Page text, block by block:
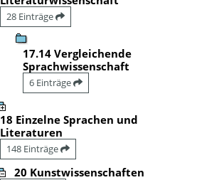
28 Einträge
17.14 Vergleichende
Sprachwissenschaft
6 Einträge
18 Einzelne Sprachen und
Literaturen
148 Einträge
20 Kunstwissenschaften